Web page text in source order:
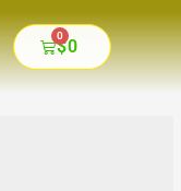
$0
0